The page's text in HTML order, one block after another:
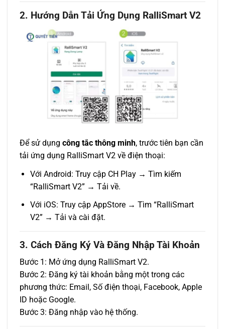
2. Hướng Dẫn Tải Ứng Dụng RalliSmart V2
Để sử dụng công tắc thông minh, trước tiên bạn cần
tải ứng dụng RalliSmart V2 về điện thoại:
Với Android: Truy cập CH Play → Tìm kiếm
“RalliSmart V2” → Tải về.
Với iOS: Truy cập AppStore → Tìm “RalliSmart
V2” → Tải và cài đặt.
3. Cách Đăng Ký Và Đăng Nhập Tài Khoản
Bước 1: Mở ứng dụng RalliSmart V2.
Bước 2: Đăng ký tài khoản bằng một trong các
phương thức: Email, Số điện thoại, Facebook, Apple
ID hoặc Google.
Bước 3: Đăng nhập vào hệ thống.